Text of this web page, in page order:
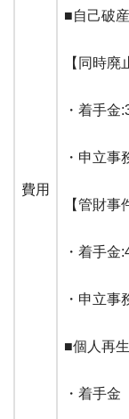
費用
■自己破産
【同時廃
・着手金
・申立事
【管財事
・着手金
・申立事
■個人再生
・着手